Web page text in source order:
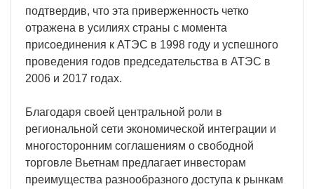
подтвердив, что эта приверженность четко
отражена в усилиях страны с момента
присоединения к АТЭС в 1998 году и успешного
проведения годов председательства в АТЭС в
2006 и 2017 годах.
Благодаря своей центральной роли в
региональной сети экономической интеграции и
многосторонним соглашениям о свободной
торговле Вьетнам предлагает инвесторам
преимущества разнообразного доступа к рынкам